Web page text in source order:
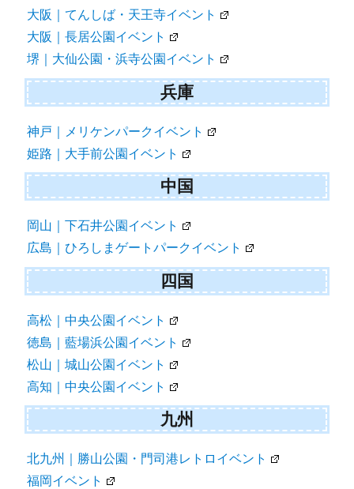
大阪｜てんしば・天王寺イベント
大阪｜長居公園イベント
堺｜大仙公園・浜寺公園イベント
兵庫
神戸｜メリケンパークイベント
姫路｜大手前公園イベント
中国
岡山｜下石井公園イベント
広島｜ひろしまゲートパークイベント
四国
高松｜中央公園イベント
徳島｜藍場浜公園イベント
松山｜城山公園イベント
高知｜中央公園イベント
九州
北九州｜勝山公園・門司港レトロイベント
福岡イベント